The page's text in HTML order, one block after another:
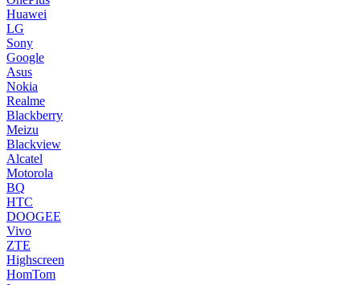
Huawei
LG
Sony
Google
Asus
Nokia
Realme
Blackberry
Meizu
Blackview
Alcatel
Motorola
BQ
HTC
DOOGEE
Vivo
ZTE
Highscreen
HomTom